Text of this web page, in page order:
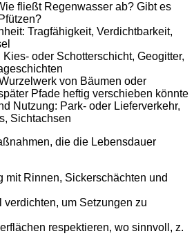
fließt Regenwasser ab? Gibt es
Tragfähigkeit, Verdichtbarkeit,
oder Schotterschicht, Geogitter,
von Bäumen oder
Pfade heftig verschieben könnte
Nutzung: Park- oder Lieferverkehr,
Sichtachsen
die die Lebensdauer
mit Rinnen, Sickerschächten und
verdichten, um Setzungen zu
respektieren, wo sinnvoll, z.